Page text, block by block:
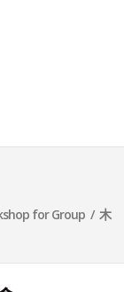
for Group / 木